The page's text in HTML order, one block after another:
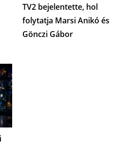
TV2 bejelentette, hol
folytatja Marsi Anikó és
Gönczi Gábor